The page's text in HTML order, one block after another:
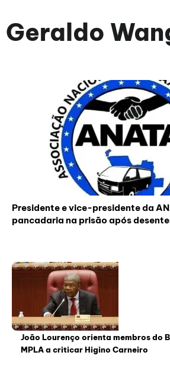
Geraldo
Presidente e vice-presidente da
pancadaria na prisão após
João Lourenço orienta membros do
MPLA a criticar Higino Carneiro